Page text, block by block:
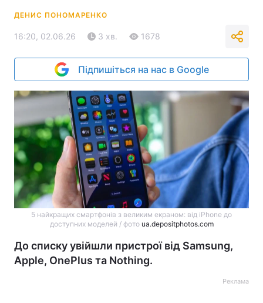
ДЕНИС ПОНОМАРЕНКО
16:20, 02.06.26 3 хв. 1678
Підпишіться на нас в Google
5 найкращих смартфонів з великим екраном: від iPhone до
доступних моделей / фото ua.depositphotos.com
До списку увійшли пристрої від Samsung,
Apple, OnePlus та Nothing.
Реклама